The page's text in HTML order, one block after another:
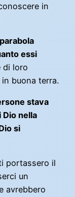
in
essi
di loro
buona terra.
stava
Dio nella
si
portassero il
un
avrebbero